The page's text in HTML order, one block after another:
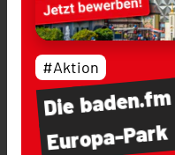
Diebaden.fm
Europa-Park
#Aktion